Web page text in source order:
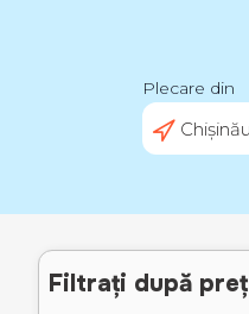
Plecare din
Filtrați după preț